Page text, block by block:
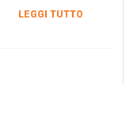
LEGGI TUTTO